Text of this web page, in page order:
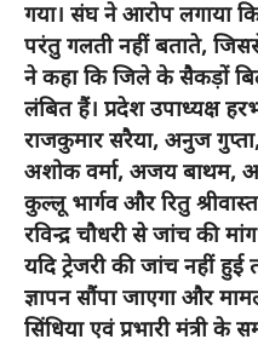
गया। संघ ने आरोप लगाया
परंतु गलती नहीं बताते,
ने कहा कि जिले के सैकड़ों
लंबित हैं। प्रदेश उपाध्यक्ष
राजकुमार सरैया, अनुज
अशोक वर्मा, अजय बाथम,
कुल्लू भार्गव और रितु
रविन्द्र चौधरी से जांच की
यदि ट्रेजरी की जांच नहीं
ज्ञापन सौंपा जाएगा और
सिंधिया एवं प्रभारी मंत्री के